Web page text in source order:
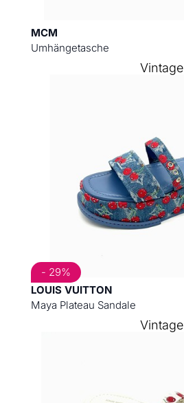
MCM
Umhängetasche
LOUIS VUITTON
Maya Plateau Sandale
- 29%
Vintage
Vintage